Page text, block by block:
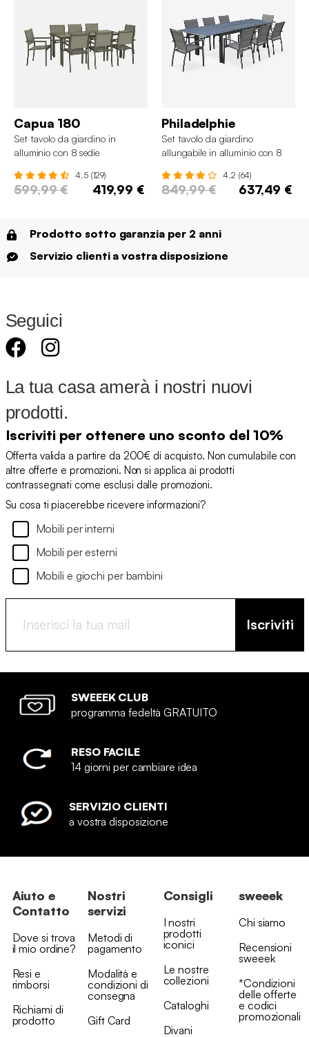
Capua 180
Set tavolo da giardino in
alluminio con 8 sedie
4.5 (129)
599,99 € 419,99 €
Philadelphie
Set tavolo da giardino
allungabile in alluminio con 8
4.2 (64)
849,99 € 637,49 €
Prodotto sotto garanzia per 2 anni
Servizio clienti a vostra disposizione
Seguici
La tua casa amerà i nostri nuovi
prodotti.
Iscriviti per ottenere uno sconto del 10%
Offerta valida a partire da 200€ di acquisto. Non cumulabile con
altre offerte e promozioni. Non si applica ai prodotti
contrassegnati come esclusi dalle promozioni.
Su cosa ti piacerebbe ricevere informazioni?
Mobili per interni
Mobili per esterni
Mobili e giochi per bambini
Iscriviti
SWEEEK CLUB
programma fedeltà GRATUITO
RESO FACILE
14 giorni per cambiare idea
SERVIZIO CLIENTI
a vostra disposizione
Aiuto e
Contatto
Dove si trova
il mio ordine?
Resi e
rimborsi
Richiami di
prodotto
Nostri
servizi
Metodi di
pagamento
Modalità e
condizioni di
consegna
Gift Card
Consigli
I nostri
prodotti
iconici
Le nostre
collezioni
Cataloghi
Divani
sweeek
Chi siamo
Recensioni
sweeek
*Condizioni
delle offerte
e codici
promozionali